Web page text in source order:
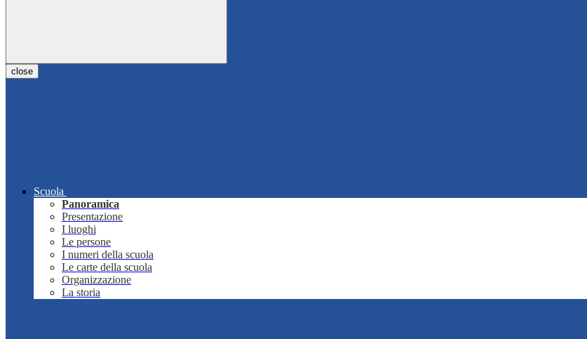
close
Scuola
Panoramica
Presentazione
I luoghi
Le persone
I numeri della scuola
Le carte della scuola
Organizzazione
La storia